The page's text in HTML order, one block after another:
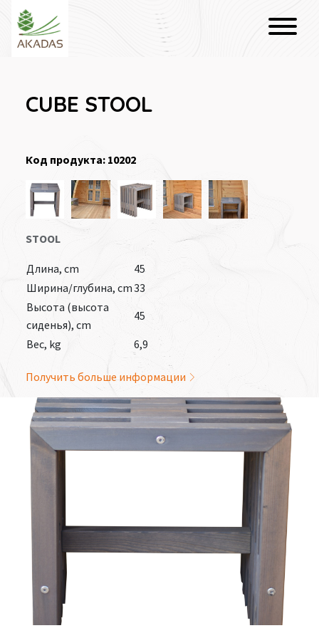
CUBE STOOL
Код продукта: 10202
STOOL
Длина, cm
45
Ширина/глубина, cm33
Высота (высота
сиденья), cm
45
Вес, kg
6,9
Получить больше информации